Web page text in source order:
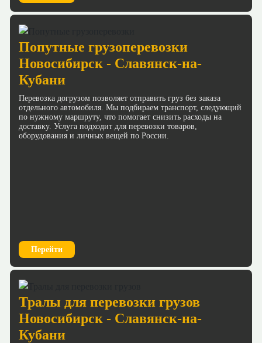
Попутные грузоперевозки
Новосибирск - Славянск-на-
Кубани
Перевозка догрузом позволяет отправить груз без заказа
отдельного автомобиля. Мы подбираем транспорт, следующий
по нужному маршруту, что помогает снизить расходы на
доставку. Услуга подходит для перевозки товаров,
оборудования и личных вещей по России.
Перейти
Тралы для перевозки грузов
Новосибирск - Славянск-на-
Кубани